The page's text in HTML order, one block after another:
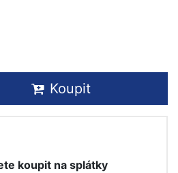
Koupit
koupit na splátky